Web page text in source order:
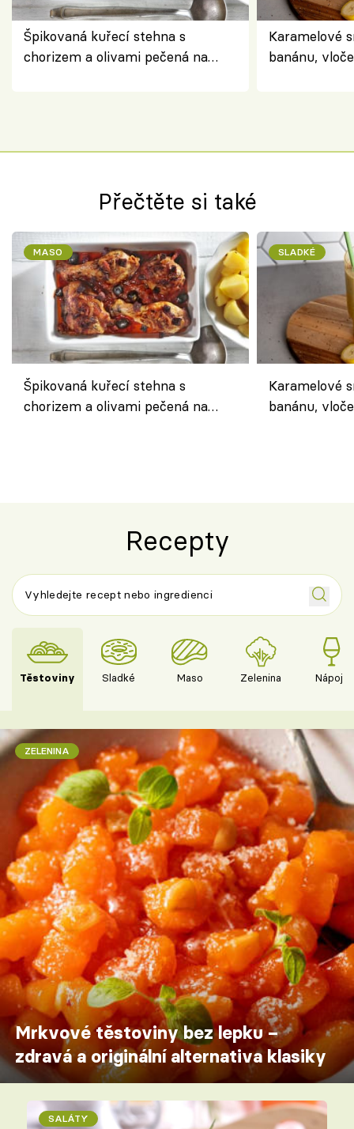
Špikovaná kuřecí stehna s
chorizem a olivami pečená na
Karamelové
banánu,
Přečtěte si také
MASO
Špikovaná kuřecí stehna s
chorizem a olivami pečená na
SLADKÉ
Karamelové
banánu,
Recepty
Těstoviny Sladké Maso Zelenina Nápoje
ZELENINA
Mrkvové těstoviny bez lepku –
zdravá a originální alternativa klasiky
SALÁTY